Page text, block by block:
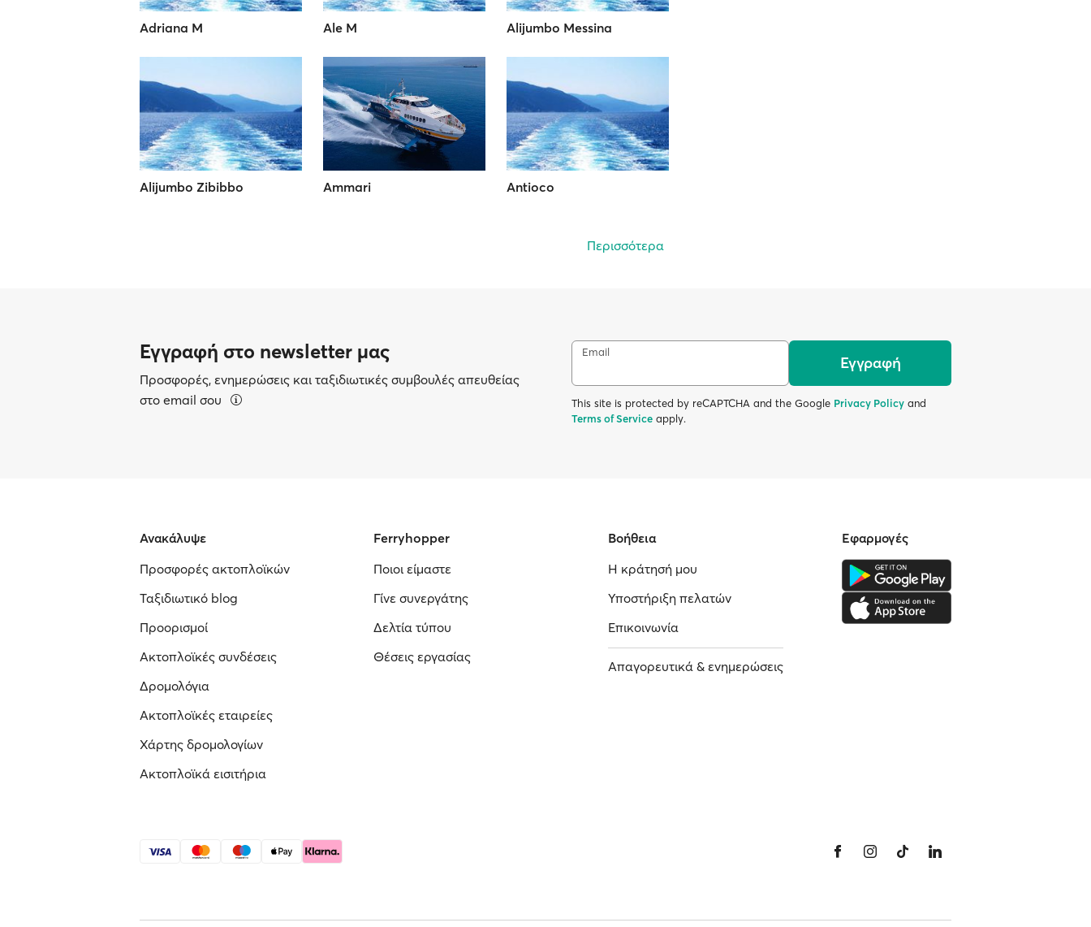
Adriana M Ale M Alijumbo Messina
Alijumbo Zibibbo Ammari Antioco
Περισσότερα
Εγγραφή στο newsletter μας
Προσφορές, ενημερώσεις και ταξιδιωτικές συμβουλές απευθείας
στο email σου
Email
Εγγραφή
This site is protected by reCAPTCHA and the Google Privacy Policy and
Terms of Service apply.
Ανακάλυψε
Προσφορές ακτοπλοϊκών
Ταξιδιωτικό blog
Προορισμοί
Ακτοπλοϊκές συνδέσεις
Δρομολόγια
Ακτοπλοϊκές εταιρείες
Χάρτης δρομολογίων
Ακτοπλοϊκά εισιτήρια
Ferryhopper
Ποιοι είμαστε
Γίνε συνεργάτης
Δελτία τύπου
Θέσεις εργασίας
Βοήθεια
Η κράτησή μου
Υποστήριξη πελατών
Επικοινωνία
Απαγορευτικά & ενημερώσεις
Εφαρμογές